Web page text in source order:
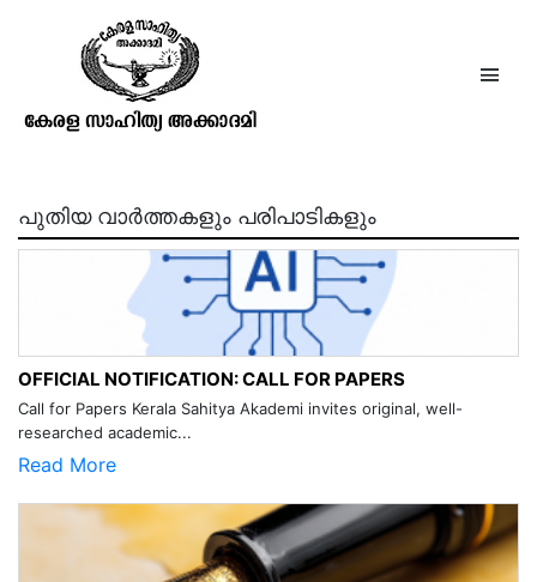
ശ്രീമതി പരിണയം
പുതിയ വാർത്തകളും പരിപാടികളും
OFFICIAL NOTIFICATION: CALL FOR PAPERS
Call for Papers Kerala Sahitya Akademi invites original, well-
researched academic...
Read More